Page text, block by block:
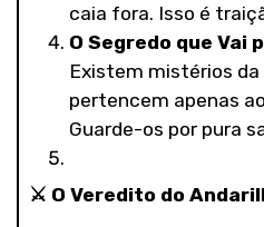
caia fora. Isso é
O Segredo que Vai
Existem mistérios da
pertencem apenas
Guarde-os por pura
⚔️ O Veredito do